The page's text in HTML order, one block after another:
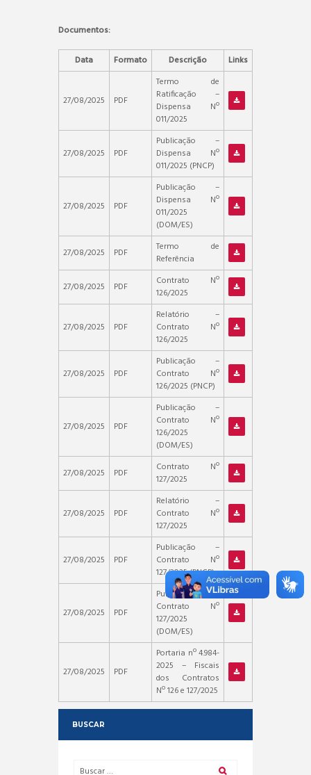
Documentos:
Data Formato Descrição Links
27/08/2025 PDF
Termo de
Ratificação –
Dispensa Nº
011/2025
27/08/2025 PDF
Publicação –
Dispensa Nº
011/2025 (PNCP)
27/08/2025 PDF
Publicação –
Dispensa Nº
011/2025
(DOM/ES)
27/08/2025
PDF
Termo de
Referência
27/08/2025
PDF
Contrato Nº
126/2025
27/08/2025 PDF
Relatório –
Contrato Nº
126/2025
27/08/2025 PDF
Publicação –
Contrato Nº
126/2025 (PNCP)
27/08/2025 PDF
Publicação –
Contrato Nº
126/2025
(DOM/ES)
27/08/2025
PDF
Contrato Nº
127/2025
27/08/2025 PDF
Relatório –
Contrato Nº
127/2025
27/08/2025 PDF
Publicação –
Contrato Nº
127/2025 (PNCP)
27/08/2025 PDF
Publicação –
Contrato Nº
127/2025
(DOM/ES)
27/08/2025 PDF
Portaria nº 4.984-
2025 – Fiscais
dos Contratos
Nº 126 e 127/2025
BUSCAR